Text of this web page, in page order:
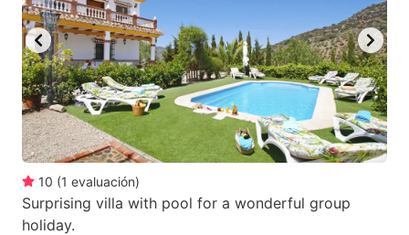
to
get
the
keyboard
shortcuts
for
changing
dates.
get
the
keyboard
shortcuts
for
dates.
10 (1 evaluación)
Surprising villa with pool for a wonderful group
holiday.